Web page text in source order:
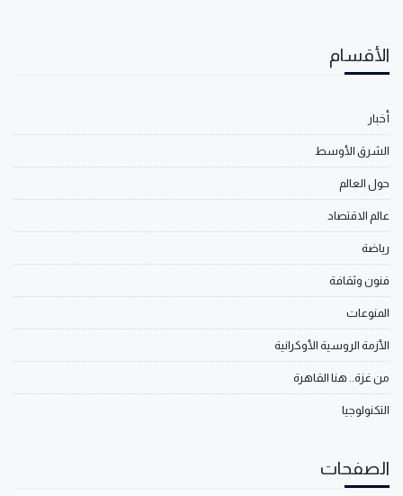
الأقسام
أخبار
الشرق الأوسط
حول العالم
عالم الاقتصاد
رياضة
فنون وثقافة
المنوعات
الأزمة الروسية الأوكرانية
من غزة.. هنا القاهرة
التكنولوجيا
الصفحات